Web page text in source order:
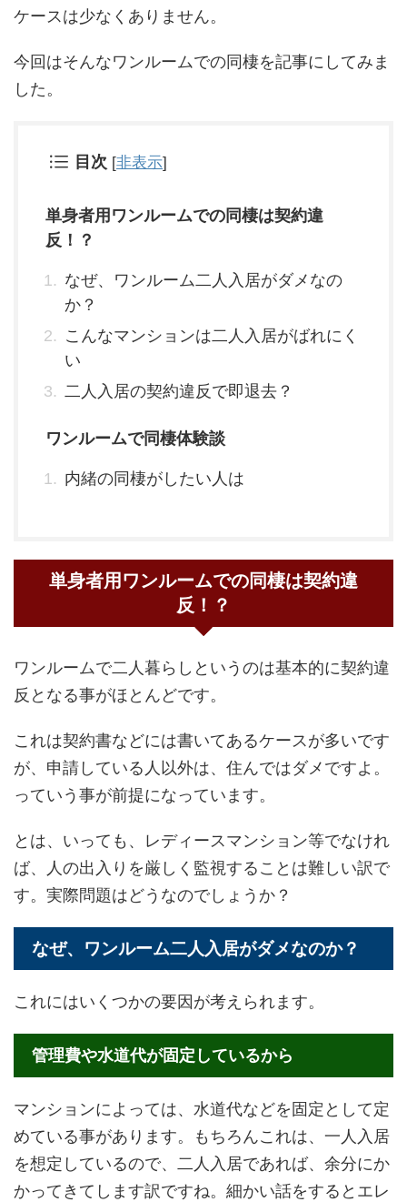
ケースは少なくありません。
今回はそんなワンルームでの同棲を記事にしてみま
した。
目次 [非表示]
単身者用ワンルームでの同棲は契約違
反！？
なぜ、ワンルーム二人入居がダメなの
か？
こんなマンションは二人入居がばれにく
い
二人入居の契約違反で即退去？
ワンルームで同棲体験談
内緒の同棲がしたい人は
単身者用ワンルームでの同棲は契約違
反！？
ワンルームで二人暮らしというのは基本的に契約違
反となる事がほとんどです。
これは契約書などには書いてあるケースが多いです
が、申請している人以外は、住んではダメですよ。
っていう事が前提になっています。
とは、いっても、レディースマンション等でなけれ
ば、人の出入りを厳しく監視することは難しい訳で
す。実際問題はどうなのでしょうか？
なぜ、ワンルーム二人入居がダメなのか？
これにはいくつかの要因が考えられます。
管理費や水道代が固定しているから
マンションによっては、水道代などを固定として定
めている事があります。もちろんこれは、一人入居
を想定しているので、二人入居であれば、余分にか
かってきてします訳ですね。細かい話をするとエレ